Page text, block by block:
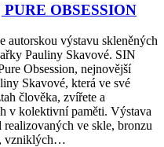
OBSESSION
autorskou výstavu skleněných
Pauliny Skavové. SIN
Obsession, nejnovější
Skavové, která ve své
člověka, zvířete a
v kolektivní paměti. Výstava
ve skle, bronzu
vzniklých…